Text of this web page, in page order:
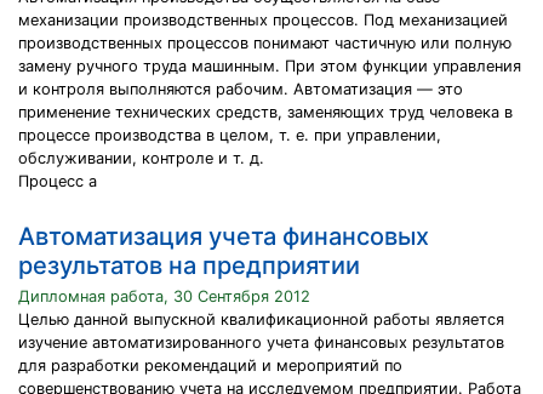
механизации производственных процессов. Под механизацией
производственных процессов понимают частичную или полную
замену ручного труда машинным. При этом функции управления
и контроля выполняются рабочим. Автоматизация — это
применение технических средств, заменяющих труд человека в
процессе производства в целом, т. е. при управлении,
обслуживании, контроле и т. д.
Процесс а
Автоматизация учета финансовых
результатов на предприятии
Дипломная работа, 30 Сентября 2012
Целью данной выпускной квалификационной работы является
изучение автоматизированного учета финансовых результатов
для разработки рекомендаций и мероприятий по
совершенствованию учета на исследуемом предприятии. Работа